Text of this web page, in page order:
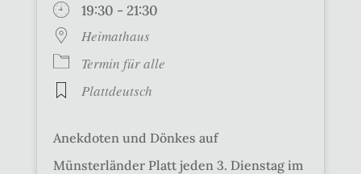
19:30 - 21:30
Heimathaus
Termin für alle
Plattdeutsch
Anekdoten und Dönkes auf
Münsterländer Platt jeden 3. Dienstag im